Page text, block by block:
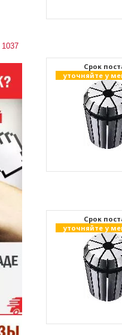
1037
Cрок
уточняйте у
Cрок
уточняйте у